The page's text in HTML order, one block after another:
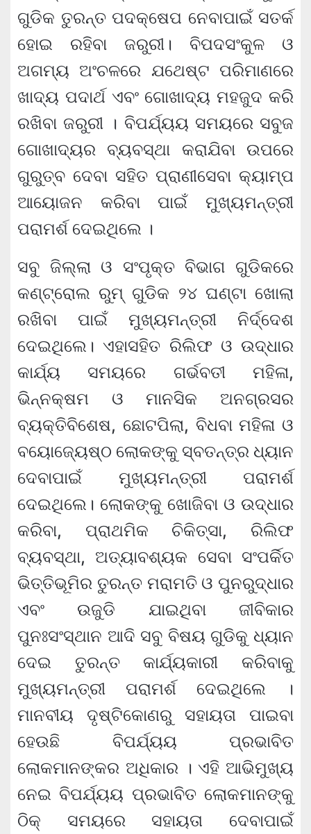
ଗୁଡିକ ତୁରନ୍ତ ପଦକ୍ଷେପ ନେବାପାଇଁ ସତର୍କ
ହୋଇ ରହିବା ଜରୁରୀ। ବିପଦସଂକୁଳ ଓ
ଅଗମ୍ୟ ଅଂଚଳରେ ଯଥେଷ୍ଟ ପରିମାଣରେ
ଖାଦ୍ୟ ପଦାର୍ଥ ଏବଂ ଗୋଖାଦ୍ୟ ମହଜୁଦ କରି
ରଖିବା ଜରୁରୀ । ବିପର୍ଯ୍ୟୟ ସମୟରେ ସବୁଜ
ଗୋଖାଦ୍ୟର ବ୍ୟବସ୍ଥା କରାଯିବା ଉପରେ
ଗୁରୁତ୍ବ ଦେବା ସହିତ ପ୍ରାଣୀସେବା କ୍ୟାମ୍ପ
ଆୟୋଜନ କରିବା ପାଇଁ ମୁଖ୍ୟମନ୍ତ୍ରୀ
ପରାମର୍ଶ ଦେଇଥିଲେ ।
ସବୁ ଜିଲ୍ଲା ଓ ସଂପୃକ୍ତ ବିଭାଗ ଗୁଡିକରେ
କଣ୍ଟ୍ରୋଲ ରୁମ୍‌ ଗୁଡିକ ୨୪ ଘଣ୍ଟା ଖୋଲା
ରଖିବା ପାଇଁ ମୁଖ୍ୟମନ୍ତ୍ରୀ ନିର୍ଦ୍ଦେଶ
ଦେଇଥିଲେ। ଏହାସହିତ ରିଲିଫ ଓ ଉଦ୍ଧାର
କାର୍ଯ୍ୟ ସମୟରେ ଗର୍ଭବତୀ ମହିଳା,
ଭିନ୍ନକ୍ଷମ ଓ ମାନସିକ ଅନଗ୍ରସର
ବ୍ୟକ୍ତିବିଶେଷ, ଛୋଟପିଲା, ବିଧବା ମହିଳା ଓ
ବୟୋଜ୍ୟେଷ୍ଠ ଲୋକଙ୍କୁ ସ୍ବତନ୍ତ୍ର ଧ୍ୟାନ
ଦେବାପାଇଁ ମୁଖ୍ୟମନ୍ତ୍ରୀ ପରାମର୍ଶ
ଦେଇଥିଲେ। ଲୋକଙ୍କୁ ଖୋଜିବା ଓ ଉଦ୍ଧାର
କରିବା, ପ୍ରାଥମିକ ଚିକିତ୍ସା, ରିଲିଫ
ବ୍ୟବସ୍ଥା, ଅତ୍ୟାବଶ୍ୟକ ସେବା ସଂପର୍କିତ
ଭିତ୍ତିଭୂମିର ତୁରନ୍ତ ମରାମତି ଓ ପୁନରୁଦ୍ଧାର
ଏବଂ ଉଜୁଡି ଯାଇଥିବା ଜୀବିକାର
ପୁନଃସଂସ୍ଥାନ ଆଦି ସବୁ ବିଷୟ ଗୁଡିକୁ ଧ୍ୟାନ
ଦେଇ ତୁରନ୍ତ କାର୍ଯ୍ୟକାରୀ କରିବାକୁ
ମୁଖ୍ୟମନ୍ତ୍ରୀ ପରାମର୍ଶ ଦେଇଥିଲେ ।
ମାନବୀୟ ଦୃଷ୍ଟିକୋଣରୁ ସହାୟତା ପାଇବା
ହେଉଛି ବିପର୍ଯ୍ୟୟ ପ୍ରଭାବିତ
ଲୋକମାନଙ୍କର ଅଧିକାର । ଏହି ଆଭିମୁଖ୍ୟ
ନେଇ ବିପର୍ଯ୍ୟୟ ପ୍ରଭାବିତ ଲୋକମାନଙ୍କୁ
ଠିକ୍‌ ସମୟରେ ସହାୟତା ଦେବାପାଇଁ